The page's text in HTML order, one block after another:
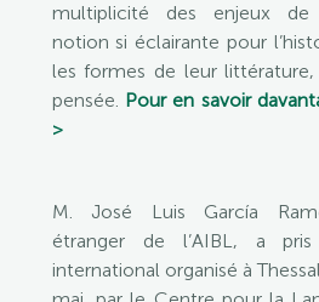
multiplicité des enjeux de
notion si éclairante pour
les formes de leur
pensée. Pour en savoir
>
M. José Luis García
étranger de l’AIBL, a
international organisé à